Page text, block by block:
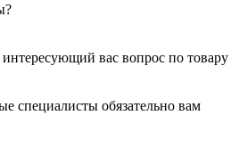
вас вопрос по товару
специалисты обязательно вам